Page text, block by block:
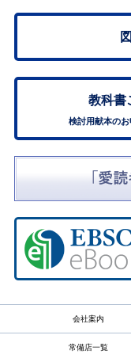
教科書
検討用献本の
会社案内
常備店一覧